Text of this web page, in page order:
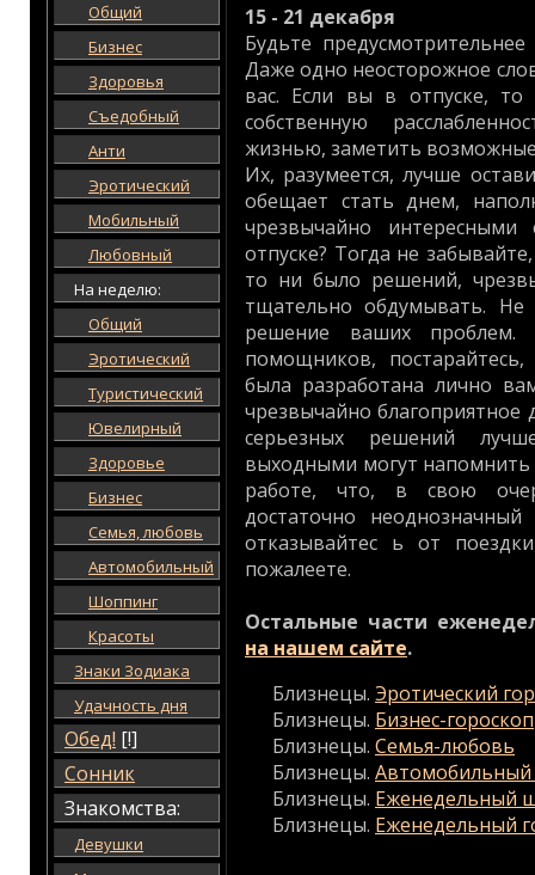
Общий
Бизнес
Здоровья
Съедобный
Анти
Эротический
Мобильный
Любовный
На неделю:
Общий
Эротический
Туристический
Ювелирный
Здоровье
Бизнес
Семья, любовь
Автомобильный
Шоппинг
Красоты
Знаки Зодиака
Удачность дня
Обед! [!]
Сонник
Знакомства:
Девушки
15 - 21 декабря
Будьте
Даже одно неосторожное
вас. Если вы в отпуске, то
собственную
жизнью, заметить
Их, разумеется, лучше
обещает стать днем,
чрезвычайно
отпуске? Тогда не
то ни было решений,
тщательно обдумывать. Не
решение ваших
помощников,
была разработана лично
чрезвычайно благоприятное
серьезных решений
выходными могут
работе, что, в свою
достаточно
отказывайтес ь от
пожалеете.
Остальные части
на нашем сайте.
Близнецы. Эротический
Близнецы. Бизнес-гороскоп
Близнецы. Семья-любовь
Близнецы. Автомобильный
Близнецы. Еженедельный
Близнецы. Еженедельный